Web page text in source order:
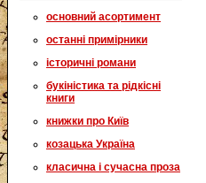
основний асортимент
останні примірники
історичні романи
букіністика та рідкісні
книги
книжки про Київ
козацька Україна
класична і сучасна проза